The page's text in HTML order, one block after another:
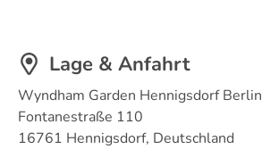
Lage & Anfahrt
Wyndham Garden Hennigsdorf Berlin
Fontanestraße 110
16761 Hennigsdorf, Deutschland